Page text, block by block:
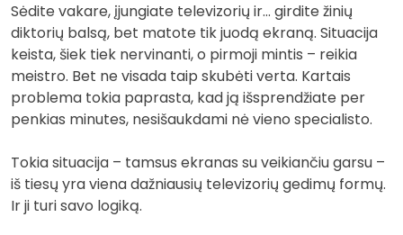
Sėdite vakare, įjungiate televizorių ir… girdite žinių
diktorių balsą, bet matote tik juodą ekraną. Situacija
keista, šiek tiek nervinanti, o pirmoji mintis – reikia
meistro. Bet ne visada taip skubėti verta. Kartais
problema tokia paprasta, kad ją išsprendžiate per
penkias minutes, nesišaukdami nė vieno specialisto.
Tokia situacija – tamsus ekranas su veikiančiu garsu –
iš tiesų yra viena dažniausių televizorių gedimų formų.
Ir ji turi savo logiką.